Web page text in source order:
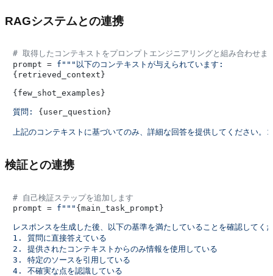
RAGシステムとの連携
# 取得したコンテキストをプロンプトエンジニアリングと組み合わせま
prompt =
{retrieved_context}
{few_shot_examples}
質問: {user_question}
上記のコンテキストに基づいてのみ、詳細な回答を提供してください
検証との連携
# 自己検証ステップを追加します
prompt = f""" {main_task_prompt}
レスポンスを生成した後、以下の基準を満たしていることを確認してく
1. 質問に直接答えている
2. 提供されたコンテキストからのみ情報を使用している
3. 特定のソースを引用している
4. 不確実な点を認識している